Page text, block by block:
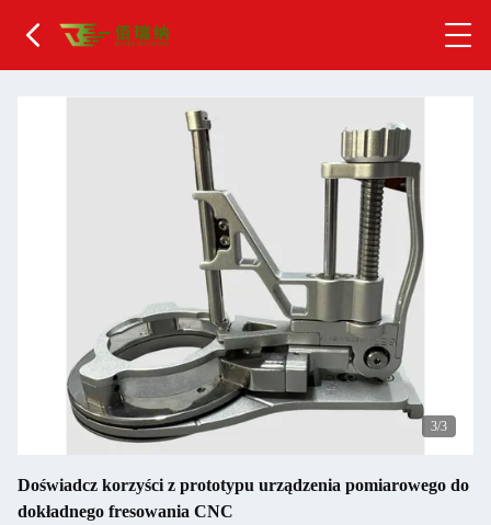
1/3
Doświadcz korzyści z prototypu urządzenia pomiarowego do
dokładnego fresowania CNC